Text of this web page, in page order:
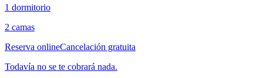
1 dormitorio
2 camas
Reserva onlineCancelación gratuita
Todavía no se te cobrará nada.